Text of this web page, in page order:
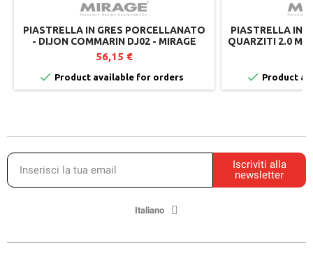
PIASTRELLA IN GRES PORCELLANATO
- DIJON COMMARIN DJ02 - MIRAGE
56,15 €
 Product available for orders
PIASTRELLA IN
QUARZITI 2.0
 Product
Iscriviti alla
newsletter
Italiano